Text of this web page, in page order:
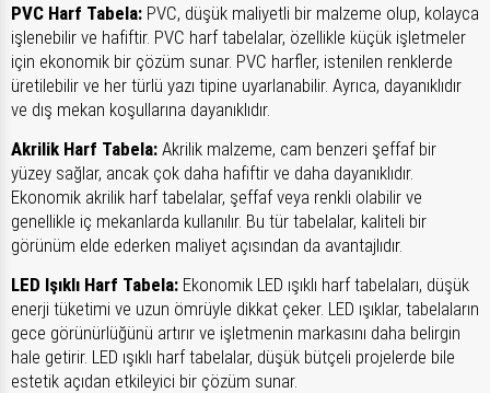
PVC Harf Tabela: PVC, düşük maliyetli bir malzeme olup, kolayca
işlenebilir ve hafiftir. PVC harf tabelalar, özellikle küçük işletmeler
için ekonomik bir çözüm sunar. PVC harfler, istenilen renklerde
üretilebilir ve her türlü yazı tipine uyarlanabilir. Ayrıca, dayanıklıdır
ve dış mekan koşullarına dayanıklıdır.
Akrilik Harf Tabela: Akrilik malzeme, cam benzeri şeffaf bir
yüzey sağlar, ancak çok daha hafiftir ve daha dayanıklıdır.
Ekonomik akrilik harf tabelalar, şeffaf veya renkli olabilir ve
genellikle iç mekanlarda kullanılır. Bu tür tabelalar, kaliteli bir
görünüm elde ederken maliyet açısından da avantajlıdır.
LED Işıklı Harf Tabela: Ekonomik LED ışıklı harf tabelaları, düşük
enerji tüketimi ve uzun ömrüyle dikkat çeker. LED ışıklar, tabelaların
gece görünürlüğünü artırır ve işletmenin markasını daha belirgin
hale getirir. LED ışıklı harf tabelalar, düşük bütçeli projelerde bile
estetik açıdan etkileyici bir çözüm sunar.